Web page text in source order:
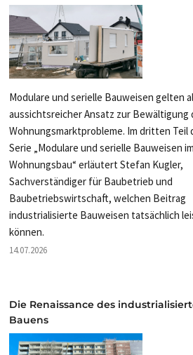
Modulare und serielle Bauweisen gelten
aussichtsreicher Ansatz zur Bewältigung
Wohnungsmarktprobleme. Im dritten Teil
Serie „Modulare und serielle Bauweisen im
Wohnungsbau“ erläutert Stefan Kugler,
Sachverständiger für Baubetrieb und
Baubetriebswirtschaft, welchen Beitrag
industrialisierte Bauweisen tatsächlich
können.
14.07.2026
Die Renaissance des
Bauens